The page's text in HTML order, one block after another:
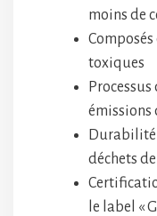
moins de
toxiques
émissions
Durabilité
déchets
le label «